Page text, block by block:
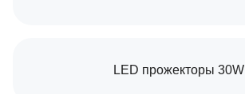
LED прожекторы 30W